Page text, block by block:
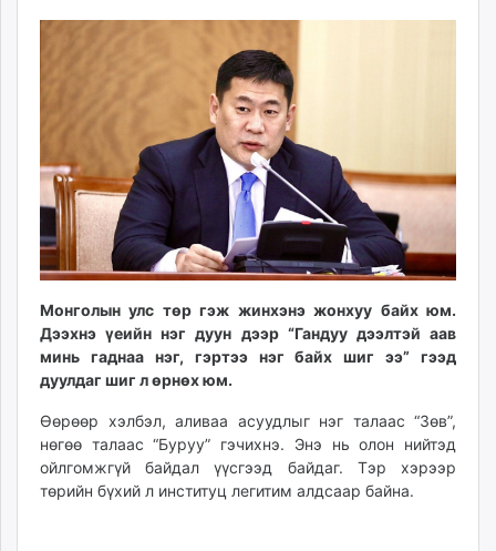
Livetv.mn
24tsag.mn
eagle.mn
ergelt.mn
zarig.mn
today.mn
zuv.mn
mminfo.mn
ugluu.mn
urlag.mn
asu.mn
shudarga.mn
shuurhai.mn
Монголын улс төр гэж жинхэнэ жонхуу байх юм.
Дээхнэ үеийн нэг дуун дээр “Гандуу дээлтэй аав
минь гаднаа нэг, гэртээ нэг байх шиг ээ” гээд
дуулдаг шиг л өрнөх юм.
Өөрөөр хэлбэл, аливаа асуудлыг нэг талаас “Зөв”,
нөгөө талаас “Буруу” гэчихнэ. Энэ нь олон нийтэд
ойлгомжгүй байдал үүсгээд байдаг. Тэр хэрээр
төрийн бүхий л институц легитим алдсаар байна.